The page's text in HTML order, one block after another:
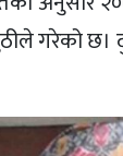
गरेको छ।